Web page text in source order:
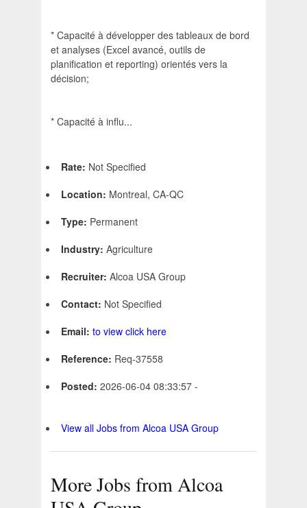
* Capacité à développer des tableaux de bord
et analyses (Excel avancé, outils de
planification et reporting) orientés vers la
décision;
* Capacité à influ...
Rate: Not Specified
Location: Montreal, CA-QC
Type: Permanent
Industry: Agriculture
Recruiter: Alcoa USA Group
Contact: Not Specified
Email: to view click here
Reference: Req-37558
Posted: 2026-06-04 08:33:57 -
View all Jobs from Alcoa USA Group
More Jobs from Alcoa